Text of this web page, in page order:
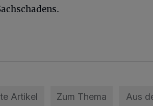
Artikel Zum Thema Aus